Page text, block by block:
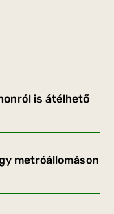
is átélhető
metróállomáson